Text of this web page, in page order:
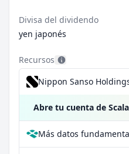
Divisa del dividendo
yen japonés
Recursos
Abre tu cuenta de